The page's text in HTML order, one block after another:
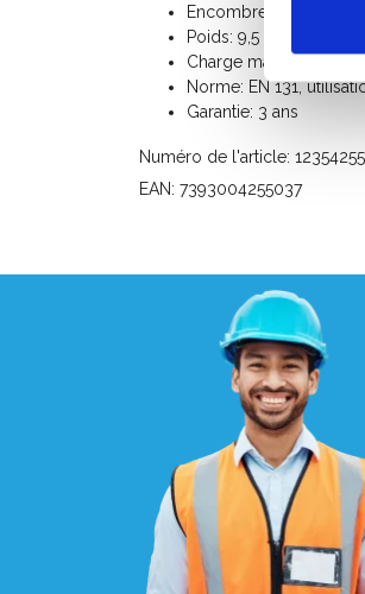
Encombrement au sol
Poids: 9,5 Kg
Charge maximum: 150
Norme: EN 131,
Garantie: 3 ans
Numéro de l'article:
EAN: 7393004255037